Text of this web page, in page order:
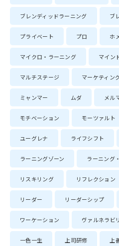
ブレンディッドラーニング ブ
プライベート プロ ホ
マイクロ・ラーニング マイン
マルチステージ マーケティン
ミャンマー ムダ メル
モチベーション モーツァルト
ユーグレナ ライフシフト
ラーニングゾーン ラーニング
リスキリング リフレクション
リーダー リーダーシップ
ワーケーション ヴァルネラビ
一色一生 上司研修 上